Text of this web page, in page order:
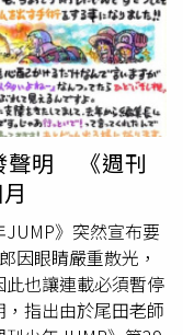
判斷是否適合帶離
在紙箱中，很明顯
被野狗當成食物，
是前往動物醫院，
己收編，基本的健
，是幫撿來的棄貓
浪貓伸出援手，尊
聲明 《週刊
》突然宣布要
因眼睛嚴重散光，
也讓連載必須暫停
指出由於尾田老師